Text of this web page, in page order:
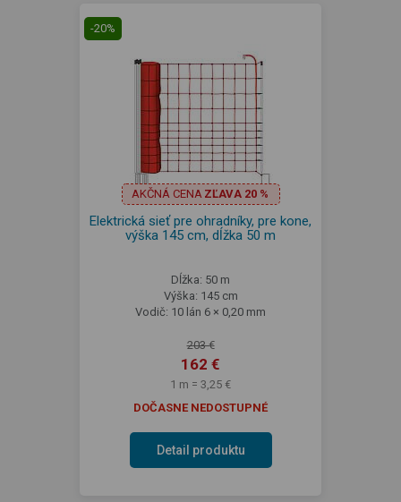
-20%
AKČNÁ CENA ZĽAVA 20 %
Elektrická sieť pre ohradníky, pre kone,
výška 145 cm, dĺžka 50 m
Dĺžka: 50 m
Výška: 145 cm
Vodič: 10 lán 6 × 0,20 mm
203 €
162 €
1 m = 3,25 €
DOČASNE NEDOSTUPNÉ
Detail produktu